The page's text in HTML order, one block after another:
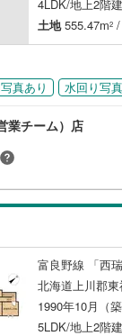
4LDK/地上2階
土地555.47m2 /
真あり 水回り写
業チーム）店
富良野線 「西
北海道上川郡
1990年10月（築
5LDK/地上2階建